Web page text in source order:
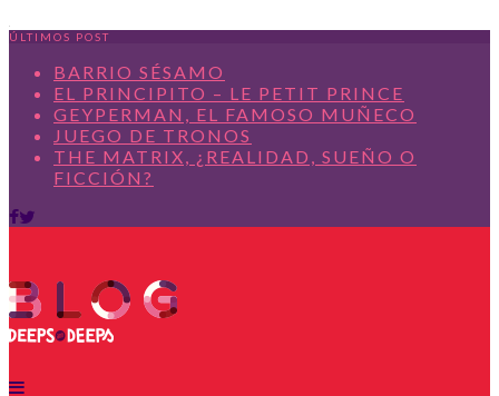
ÚLTIMOS POST
BARRIO SÉSAMO
EL PRINCIPITO – LE PETIT PRINCE
GEYPERMAN, EL FAMOSO MUÑECO
JUEGO DE TRONOS
THE MATRIX, ¿REALIDAD, SUEÑO O
FICCIÓN?